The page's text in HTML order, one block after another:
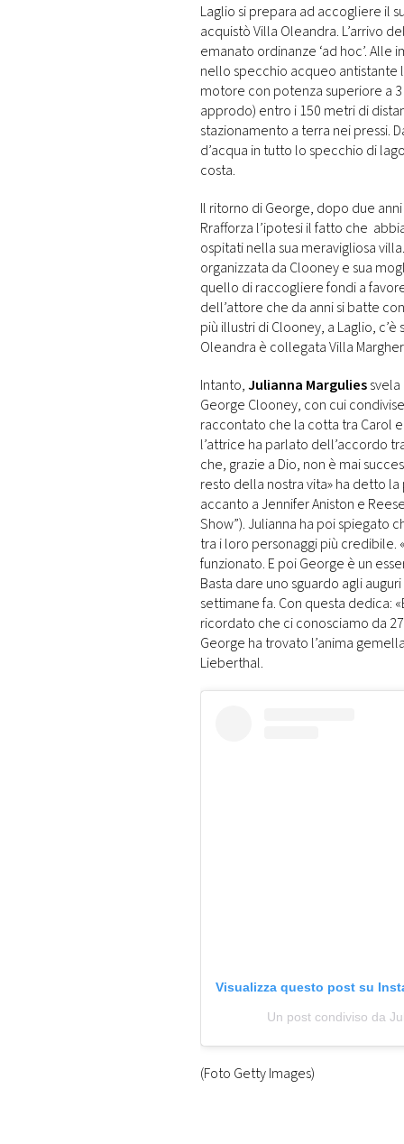
RMC
CONSIGLIA
Laglio si prepara ad accogliere il
acquistò Villa Oleandra. L’arrivo
emanato ordinanze ‘ad hoc’.
nello specchio acqueo antistante
motore con potenza superiore a
approdo) entro i 150 metri di
stazionamento a terra nei pressi.
d’acqua in tutto lo specchio di
costa.
Il ritorno di George, dopo due
Rrafforza l’ipotesi il fatto che
ospitati nella sua meravigliosa
organizzata da Clooney e sua
quello di raccogliere fondi a
dell’attore che da anni si batte
più illustri di Clooney, a Laglio,
Oleandra è collegata Villa
Intanto,Julianna Margulies
George Clooney, con cui
raccontato che la cotta tra Carol
l’attrice ha parlato dell’accordo
che, grazie a Dio, non è mai
resto della nostra vita» ha detto
accanto a Jennifer Aniston e
Show”). Julianna ha poi spiegato
tra i loro personaggi più
funzionato. E poi George è un
Basta dare uno sguardo agli
settimane fa. Con questa dedica:
ricordato che ci conosciamo da
George ha trovato l’anima
Lieberthal.
Visualizza questo post su
Un post condiviso da
(Foto Getty Images)